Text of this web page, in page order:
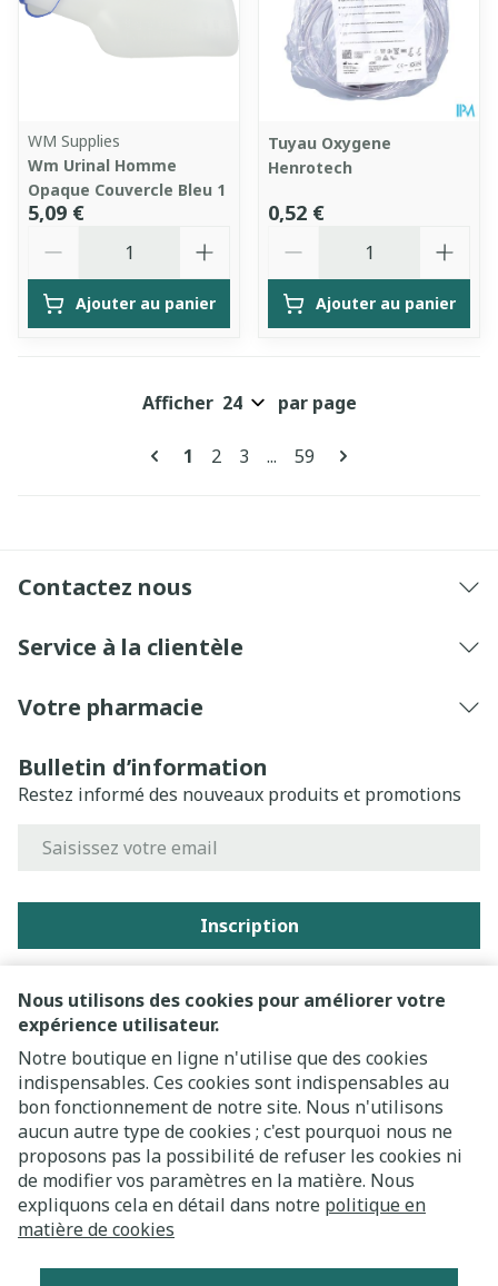
Nous utilisons des cookies pour améliorer votre
expérience utilisateur.
Notre boutique en ligne n'utilise que des cookies
indispensables. Ces cookies sont indispensables au
bon fonctionnement de notre site. Nous n'utilisons
aucun autre type de cookies ; c'est pourquoi nous ne
proposons pas la possibilité de refuser les cookies ni
de modifier vos paramètres en la matière. Nous
expliquons cela en détail dans notre politique en
matière de cookies
WM Supplies
Wm Urinal Homme
Opaque Couvercle Bleu 1
5,09 €
Ajouter au panier
Tuyau Oxygene
Henrotech
0,52 €
Ajouter au panier
Pages
Vous lisez actuellement la page
1 Page
2 Page
3 ... Page
59
Afficher par page
Contactez nous
Service à la clientèle
Votre pharmacie
Bulletin d’information
Restez informé des nouveaux produits et promotions
Inscription
En cliquant sur s'abonner, vous vous abonnez à notre
newsletter et acceptez notrepolitique de confidentialité.
Liens légaux